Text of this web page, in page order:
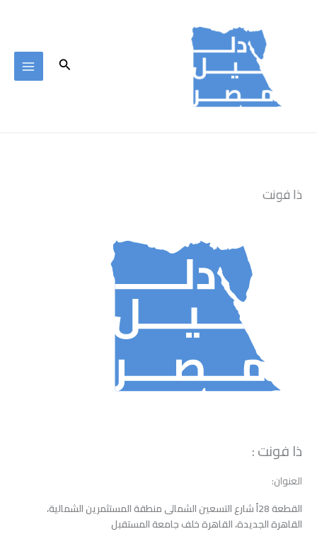
البحث
ذا فونت
ذا فونت :
العنوان:
القطعة 28أ شارع التسعين الشمالى منطقة المستثمرين الشمالية،
القاهرة الجديدة، القاهرة خلف جامعة المستقبل